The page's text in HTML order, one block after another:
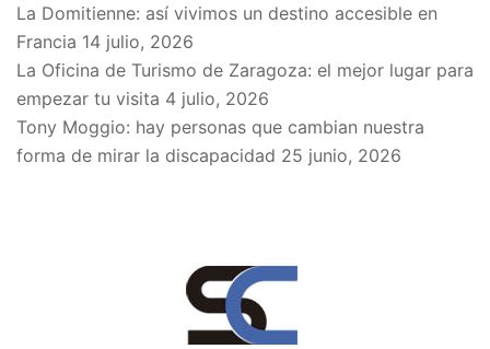
La Domitienne: así vivimos un destino accesible en
Francia 14 julio, 2026
La Oficina de Turismo de Zaragoza: el mejor lugar para
empezar tu visita 4 julio, 2026
Tony Moggio: hay personas que cambian nuestra
forma de mirar la discapacidad 25 junio, 2026